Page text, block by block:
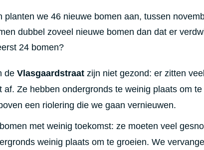
planten we 46 nieuwe bomen aan, tussen
dubbel zoveel nieuwe bomen dan dat er
24 bomen?
de Vlasgaardstraat zijn niet gezond: er zitten
af. Ze hebben ondergronds te weinig plaats om te
een riolering die we gaan vernieuwen.
met weinig toekomst: ze moeten veel
weinig plaats om te groeien. We